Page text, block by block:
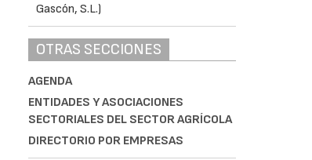
OTRAS SECCIONES
AGENDA
ENTIDADES Y ASOCIACIONES
SECTORIALES DEL SECTOR AGRÍCOLA
DIRECTORIO POR EMPRESAS